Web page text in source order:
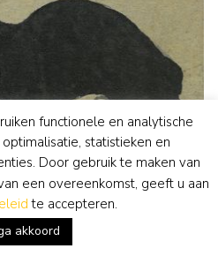
functionele en analytische
statistieken en
Door gebruik te maken van
een overeenkomst, geeft u aan
te accepteren.
akkoord